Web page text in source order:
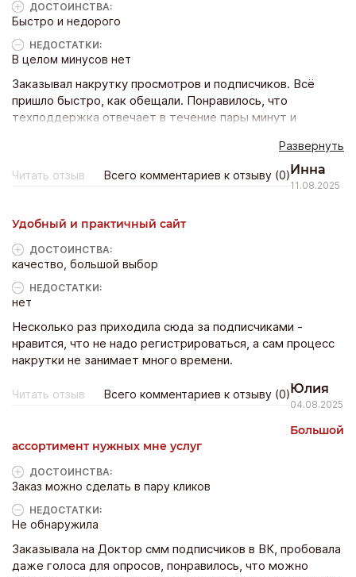
ДОСТОИНCТВА:
Быстро и недорого
НЕДОСТАТКИ:
В целом минусов нет
Заказывал накрутку просмотров и подписчиков. Всё
пришло быстро, как обещали. Понравилось, что
техподдержка отвечает в течение пары минут и
результат видно сразу — активность в аккаунте выросла
заметно.
Развернуть
Читать отзыв Всего комментариев к отзыву (0)Инна
11.08.2025
Удобный и практичный сайт
ДОСТОИНCТВА:
качество, большой выбор
НЕДОСТАТКИ:
нет
Несколько раз приходила сюда за подписчиками -
нравится, что не надо регистрироваться, а сам процесс
накрутки не занимает много времени.
Читать отзыв Всего комментариев к отзыву (0)Юлия
04.08.2025
Большой
ассортимент нужных мне услуг
ДОСТОИНCТВА:
Заказ можно сделать в пару кликов
НЕДОСТАТКИ:
Не обнаружила
Заказывала на Доктор смм подписчиков в ВК, пробовала
даже голоса для опросов, понравилось, что можно